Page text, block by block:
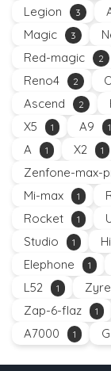
Legion 3
Magic 3
Red-magic 2
Reno4 2
Ascend 2
X5 1 A9 1
A 1 X2 1
Zenfone-max-
Mi-max 1
Rocket 1
Studio 1
Elephone 1
L52 1
Zap-6-flaz 1
A7000 1 G